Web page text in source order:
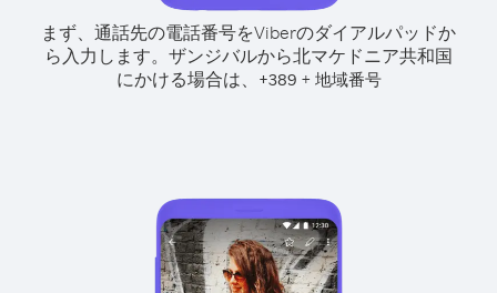
まず、通話先の電話番号をViberのダイアルパッドか
ら入力します。 ザンジバルから北マケドニア共和国
にかける場合は、
+389 + 地域番号